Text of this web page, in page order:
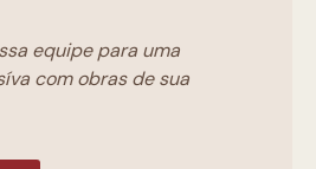
equipe para uma
com obras de sua